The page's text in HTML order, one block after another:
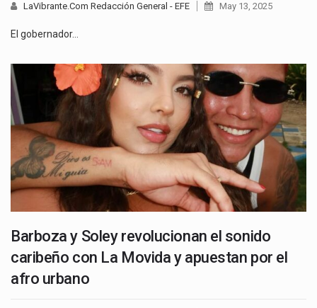
LaVibrante.Com Redacción General - EFE May 13, 2025
El gobernador…
Barboza y Soley revolucionan el sonido
caribeño con La Movida y apuestan por el
afro urbano